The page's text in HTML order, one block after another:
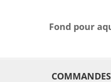
Fond pour
COMMANDES